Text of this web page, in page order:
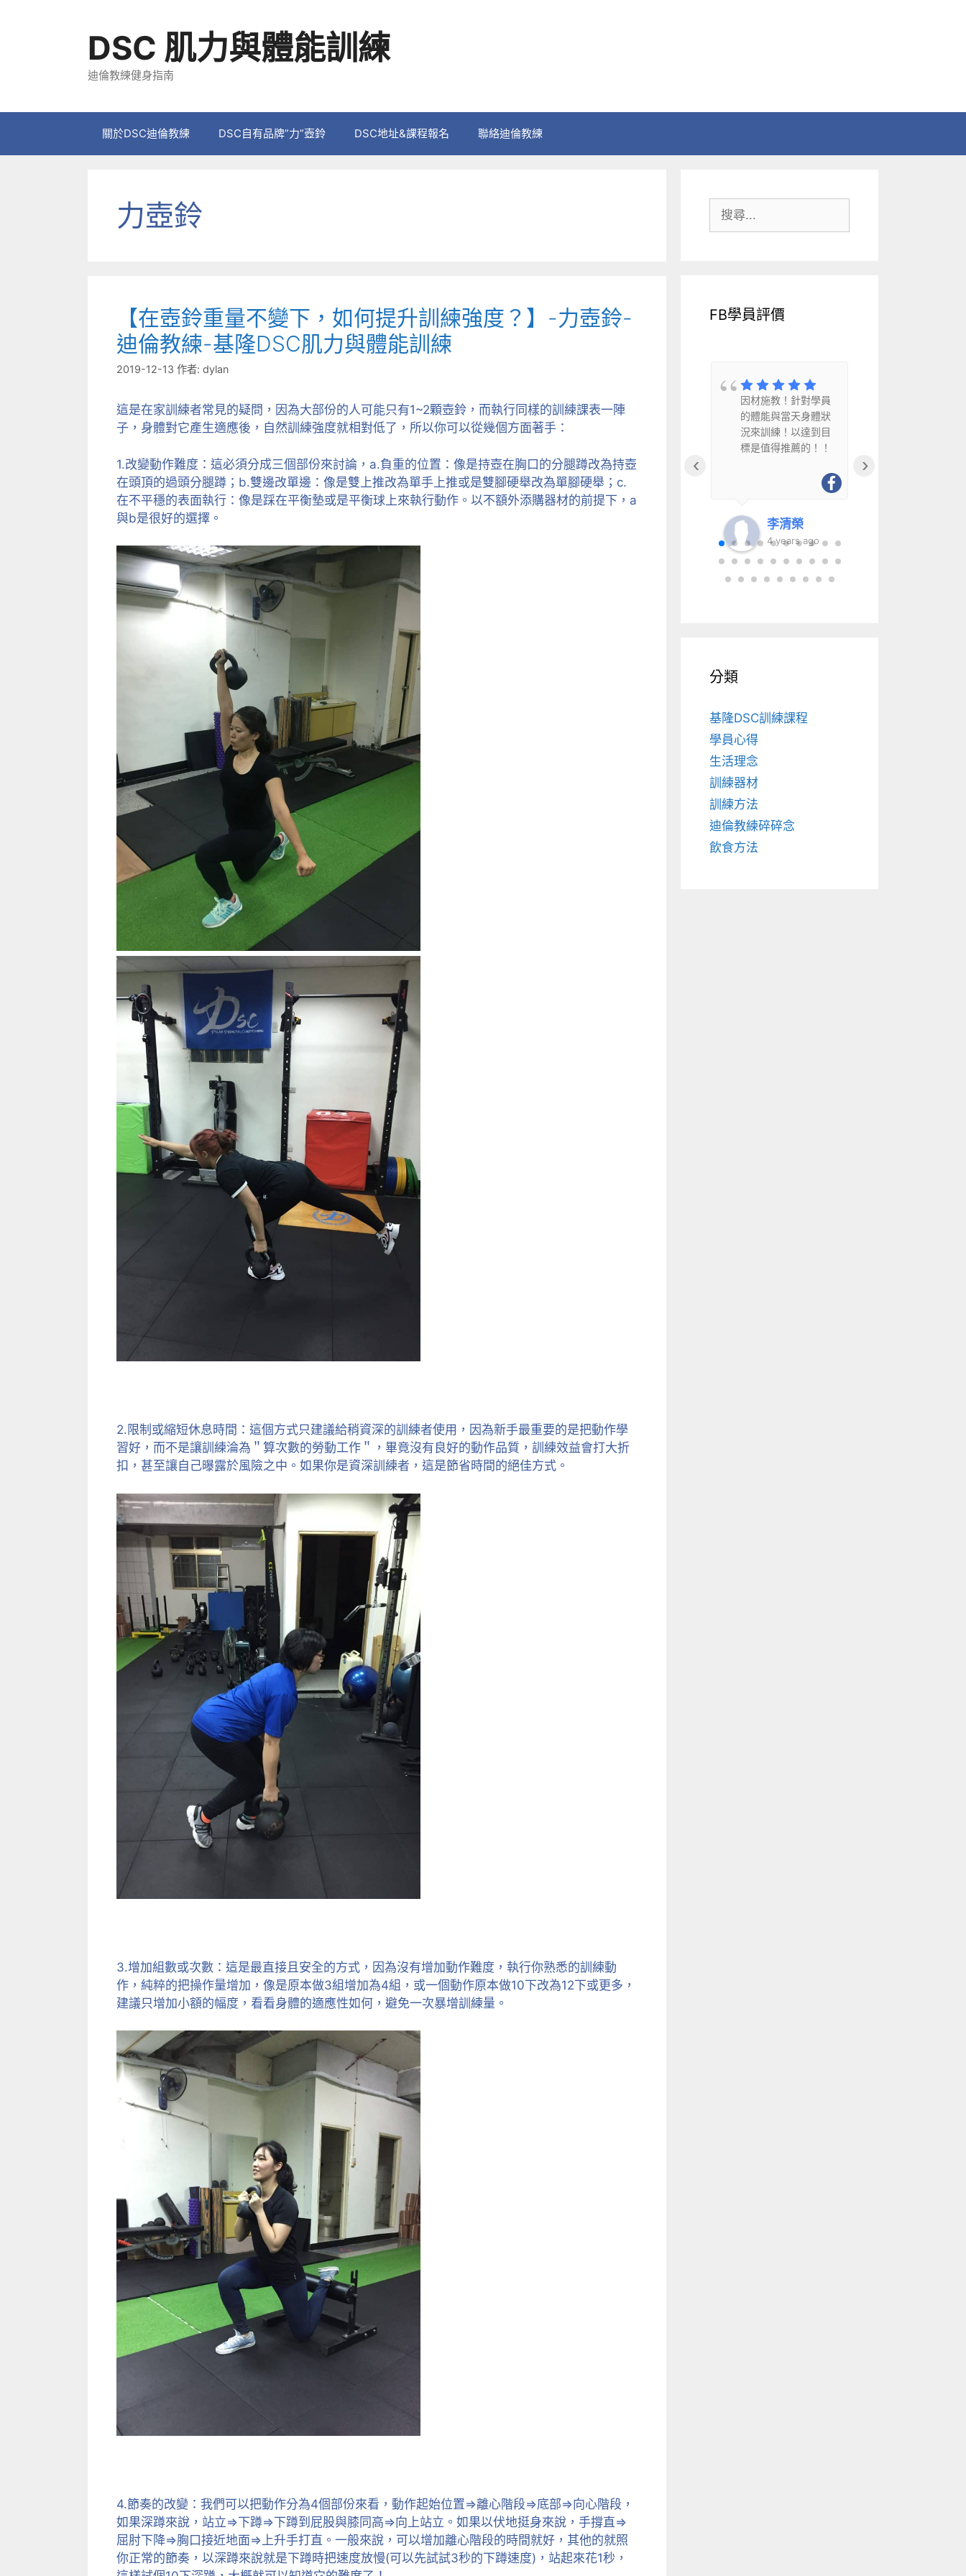
DSC 肌力與體能訓練
迪倫教練健身指南
關於DSC迪倫教練 DSC自有品牌”力”壺鈴 DSC地址&課程報名 聯絡迪倫教練
力壺鈴
【在壺鈴重量不變下，如何提升訓練強度？】-力壺鈴-
迪倫教練-基隆DSC肌力與體能訓練
2019-12-13 作者: dylan
這是在家訓練者常見的疑問，因為大部份的人可能只有1~2顆壺鈴，而執行同樣的訓練課表一陣
子，身體對它產生適應後，自然訓練強度就相對低了，所以你可以從幾個方面著手：
1.改變動作難度：這必須分成三個部份來討論，a.負重的位置：像是持壺在胸口的分腿蹲改為持壺
在頭頂的過頭分腿蹲；b.雙邊改單邊：像是雙上推改為單手上推或是雙腳硬舉改為單腳硬舉；c.
在不平穩的表面執行：像是踩在平衡墊或是平衡球上來執行動作。以不額外添購器材的前提下，a
與b是很好的選擇。
2.限制或縮短休息時間：這個方式只建議給稍資深的訓練者使用，因為新手最重要的是把動作學
習好，而不是讓訓練淪為＂算次數的勞動工作＂，畢竟沒有良好的動作品質，訓練效益會打大折
扣，甚至讓自己曝露於風險之中。如果你是資深訓練者，這是節省時間的絕佳方式。
3.增加組數或次數：這是最直接且安全的方式，因為沒有增加動作難度，執行你熟悉的訓練動
作，純粹的把操作量增加，像是原本做3組增加為4組，或一個動作原本做10下改為12下或更多，
建議只增加小額的幅度，看看身體的適應性如何，避免一次暴增訓練量。
4.節奏的改變：我們可以把動作分為4個部份來看，動作起始位置=>離心階段=>底部=>向心階段，
如果深蹲來說，站立=>下蹲=>下蹲到屁股與膝同高=>向上站立。如果以伏地挺身來說，手撐直=>
屈肘下降=>胸口接近地面=>上升手打直。一般來說，可以增加離心階段的時間就好，其他的就照
你正常的節奏，以深蹲來說就是下蹲時把速度放慢(可以先試試3秒的下蹲速度)，站起來花1秒，
尋:
FB學員評價
練，一流的教學水
因材施教！針對學員
的體能與當天身體狀
況來訓練！以達到目
標是值得推薦的！！
李清榮
4 years ago
‹ ›
分類
基隆DSC訓練課程
學員心得
生活理念
訓練器材
訓練方法
迪倫教練碎碎念
飲食方法